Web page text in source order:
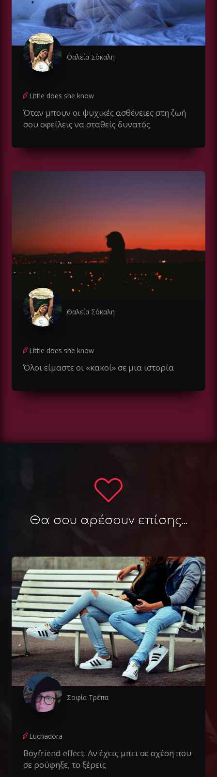
Θαλεία Σόκαλη
Little does she know
Όταν μπουν οι ψυχικές ασθένειες στη ζωή
σου οφείλεις να σταθείς δυνατός
Θαλεία Σόκαλη
Little does she know
Όλοι είμαστε οι «κακοί» σε μια ιστορία
Θα σου αρέσουν επίσης...
Σοφία Τρέπα
Luchadora
Boyfriend effect: Αν έχεις μπει σε σχέση που
σε ρούφηξε, το ξέρεις